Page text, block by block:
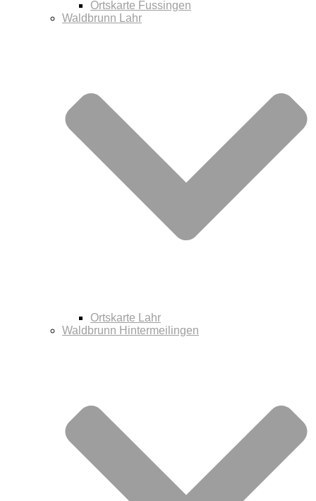
Ortskarte Fussingen
Waldbrunn Lahr
Ortskarte Lahr
Waldbrunn Hintermeilingen